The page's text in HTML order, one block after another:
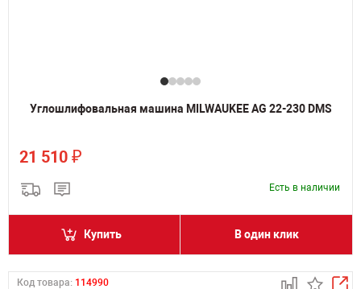
Углошлифовальная машина MILWAUKEE AG 22-230 DMS
21 510 ₽
Есть в наличии
Купить В один клик
Код товара: 114990